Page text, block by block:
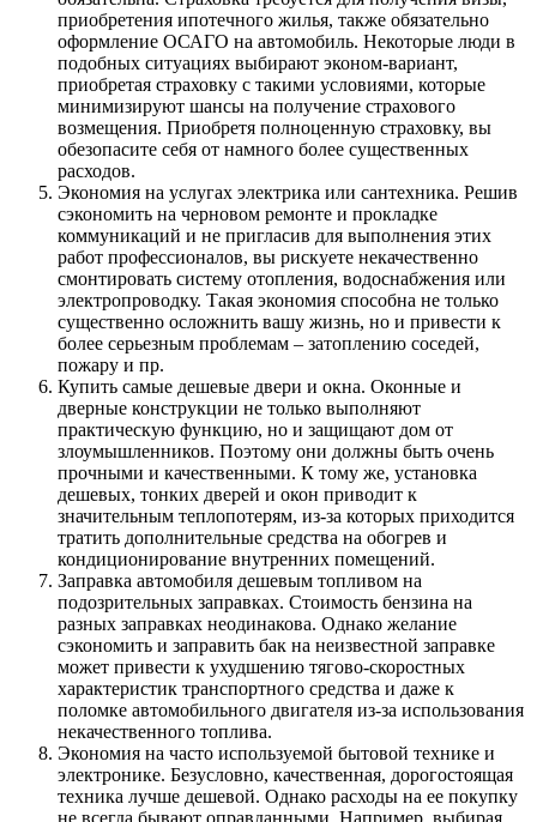
приобретения ипотечного жилья, также обязательно
оформление ОСАГО на автомобиль. Некоторые люди в
подобных ситуациях выбирают эконом-вариант,
приобретая страховку с такими условиями, которые
минимизируют шансы на получение страхового
возмещения. Приобретя полноценную страховку, вы
обезопасите себя от намного более существенных
расходов.
Экономия на услугах электрика или сантехника. Решив
сэкономить на черновом ремонте и прокладке
коммуникаций и не пригласив для выполнения этих
работ профессионалов, вы рискуете некачественно
смонтировать систему отопления, водоснабжения или
электропроводку. Такая экономия способна не только
существенно осложнить вашу жизнь, но и привести к
более серьезным проблемам – затоплению соседей,
пожару и пр.
Купить самые дешевые двери и окна. Оконные и
дверные конструкции не только выполняют
практическую функцию, но и защищают дом от
злоумышленников. Поэтому они должны быть очень
прочными и качественными. К тому же, установка
дешевых, тонких дверей и окон приводит к
значительным теплопотерям, из-за которых приходится
тратить дополнительные средства на обогрев и
кондиционирование внутренних помещений.
Заправка автомобиля дешевым топливом на
подозрительных заправках. Стоимость бензина на
разных заправках неодинакова. Однако желание
сэкономить и заправить бак на неизвестной заправке
может привести к ухудшению тягово-скоростных
характеристик транспортного средства и даже к
поломке автомобильного двигателя из-за использования
некачественного топлива.
Экономия на часто используемой бытовой технике и
электронике. Безусловно, качественная, дорогостоящая
техника лучше дешевой. Однако расходы на ее покупку
не всегда бывают оправданными. Например, выбирая